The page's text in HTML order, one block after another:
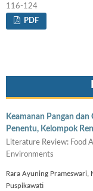
116-124
PDF
Keamanan Pangan
Penentu, Kelompok
Literature Review: Food
Environments
Rara Ayuning Prameswari,
Puspikawati